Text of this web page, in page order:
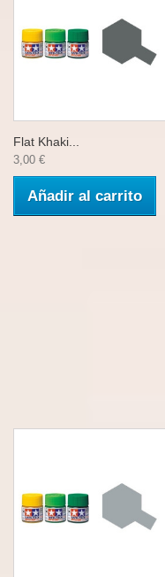
Flat Khaki...
3,00 €
Añadir al carrito